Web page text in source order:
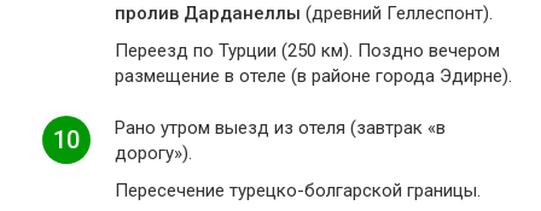
пролив Дарданеллы (древний Геллеспонт).
Переезд по Турции (250 км). Поздно вечером
размещение в отеле (в районе города Эдирне).
10
Рано утром выезд из отеля (завтрак «в
дорогу»).
Пересечение турецко-болгарской границы.